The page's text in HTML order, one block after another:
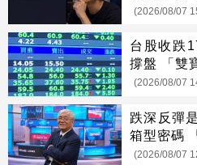
(2026/08/07
台股收跌
撐盤 「雙
(2026/08/07
跌深反彈
箱型密碼
(2026/08/07